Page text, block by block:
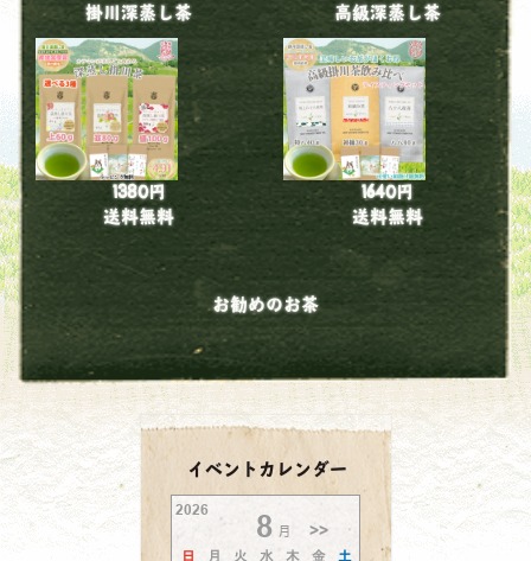
掛川深蒸し茶
1380円
送料無料
高級深蒸し茶
1640円
送料無料
お勧めのお茶
イベントカレンダー